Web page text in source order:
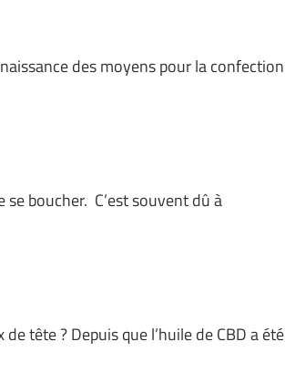
des moyens pour la confection
boucher. C’est souvent dû à
tête ? Depuis que l’huile de CBD a été